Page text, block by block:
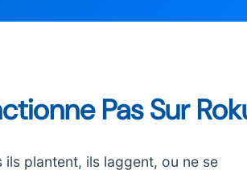
Pas Sur
plantent, ils laggent, ou ne se